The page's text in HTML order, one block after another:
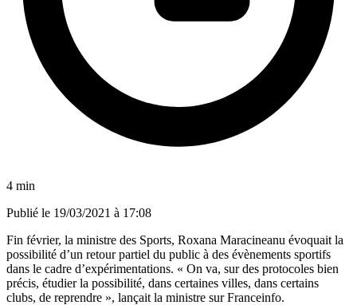
4 min
Publié le 19/03/2021 à 17:08
Fin février, la ministre des Sports, Roxana Maracineanu évoquait la
possibilité d’un retour partiel du public à des évènements sportifs
dans le cadre d’expérimentations. « On va, sur des protocoles bien
précis, étudier la possibilité, dans certaines villes, dans certains
clubs, de reprendre », lançait la ministre surFranceinfo.